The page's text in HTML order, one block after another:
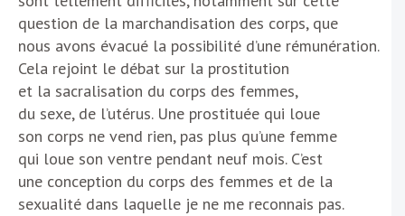
question de la marchandisation des corps, que
nous avons évacué la possibilité d’une rémunération.
Cela rejoint le débat sur la prostitution
et la sacralisation du corps des femmes,
du sexe, de l’utérus. Une prostituée qui loue
son corps ne vend rien, pas plus qu’une femme
qui loue son ventre pendant neuf mois. C’est
une conception du corps des femmes et de la
sexualité dans laquelle je ne me reconnais pas.